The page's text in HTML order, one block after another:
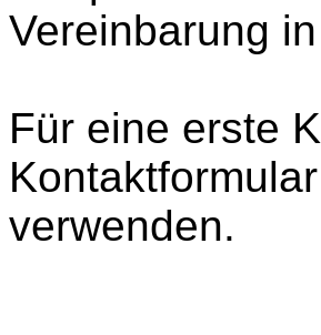
Vereinbarung
Für eine erste
verwenden.